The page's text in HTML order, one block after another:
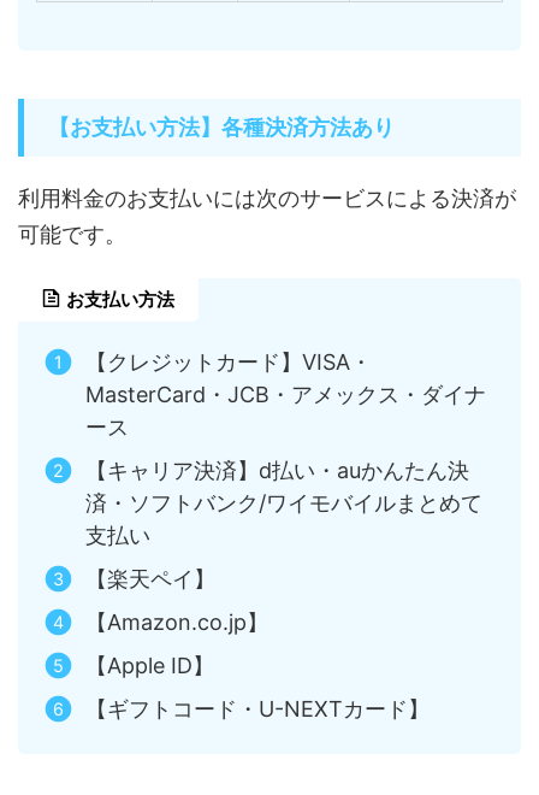
【お支払い方法】各種決済方法あり
利用料金のお支払いには次のサービスによる決済が
可能です。
お支払い方法
【クレジットカード】VISA・
MasterCard・JCB・アメックス・ダイナ
ース
【キャリア決済】d払い・auかんたん決
済・ソフトバンク/ワイモバイルまとめて
支払い
【楽天ペイ】
【Amazon.co.jp】
【Apple ID】
【ギフトコード・U-NEXTカード】